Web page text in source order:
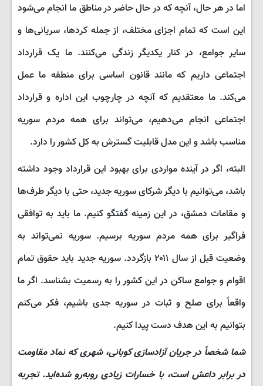
اما در هر حال، آنچه که در حال حاضر در مناطق ما انجام می‌شود
این است که تمام اجزای مختلف، از جمله کردها، سریانی‌ها و
سایر جوامع، در کنار یکدیگر زندگی می‌کنند. ما یک قرارداد
اجتماعی داریم که مانند قانون اساسی برای منطقه ما عمل
می‌کند. ما معتقدیم که آنچه در چارچوب این اداره و قرارداد
اجتماعی انجام می‌دهیم، می‌تواند برای همه مردم سوریه
مناسب باشد و این مدل قابلیت گسترش به کل کشور را دارد.
البته، اگر در آینده مواردی برای بهبود این قرارداد وجود داشته
باشد، می‌توانیم با دیگر شرکای سوریه جدید، حتی با دیگر طرف‌ها
و مقامات دمشق، در این زمینه گفتگو کنیم. ما باید به توافقی
فراگیر برای همه مردم سوریه برسیم. سوریه نمی‌تواند به
وضعیت قبل از سال ۲۰۱۱ بازگردد. سوریه جدید باید حقوق تمام
اقوام و جوامع ساکن در این کشور را به رسمیت بشناسد. اگر ما
واقعاً برای صلح و ثبات در سوریه جدی باشیم، فکر می‌کنم
بتوانیم به این هدف دست پیدا کنیم.
شما شخصاً در جریان آزادسازی کوبانی، شهری که نماد مقاومت
در برابر داعش است، با خسارات زیادی روبه‌رو شده‌اید. تجربه